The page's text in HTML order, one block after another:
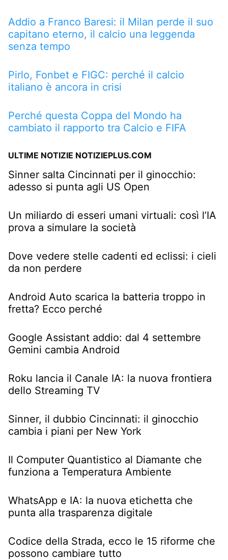
Addio a Franco Baresi: il Milan perde il suo
capitano eterno, il calcio una leggenda
senza tempo
Pirlo, Fonbet e FIGC: perché il calcio
italiano è ancora in crisi
Perché questa Coppa del Mondo ha
cambiato il rapporto tra Calcio e FIFA
ULTIME NOTIZIE NOTIZIEPLUS.COM
Sinner salta Cincinnati per il ginocchio:
adesso si punta agli US Open
Un miliardo di esseri umani virtuali: così l’IA
prova a simulare la società
Dove vedere stelle cadenti ed eclissi: i cieli
da non perdere
Android Auto scarica la batteria troppo in
fretta? Ecco perché
Google Assistant addio: dal 4 settembre
Gemini cambia Android
Roku lancia il Canale IA: la nuova frontiera
dello Streaming TV
Sinner, il dubbio Cincinnati: il ginocchio
cambia i piani per New York
Il Computer Quantistico al Diamante che
funziona a Temperatura Ambiente
WhatsApp e IA: la nuova etichetta che
punta alla trasparenza digitale
Codice della Strada, ecco le 15 riforme che
possono cambiare tutto